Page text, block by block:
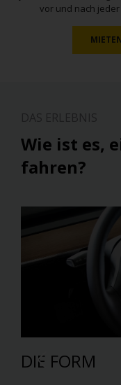
vor und nach
Wie ist es,
fahren?
DIE FORM